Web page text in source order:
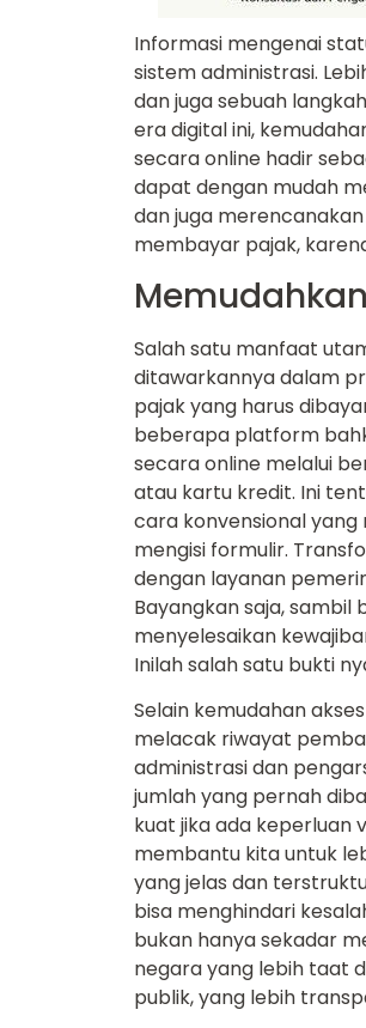
Informasi mengenai
sistem administrasi.
dan juga sebuah
era digital ini,
secara online hadir
dapat dengan mudah
dan juga
membayar pajak,
Salah satu manfaat
ditawarkannya dalam
pajak yang harus
beberapa platform
secara online melalui
atau kartu kredit. Ini
cara konvensional
mengisi formulir.
dengan layanan
Bayangkan saja, sambil
menyelesaikan
Inilah salah satu bukti
Selain kemudahan
melacak riwayat
administrasi dan
jumlah yang pernah
kuat jika ada keperluan
membantu kita untuk
yang jelas dan
bisa menghindari
bukan hanya sekadar
negara yang lebih taat
publik, yang lebih